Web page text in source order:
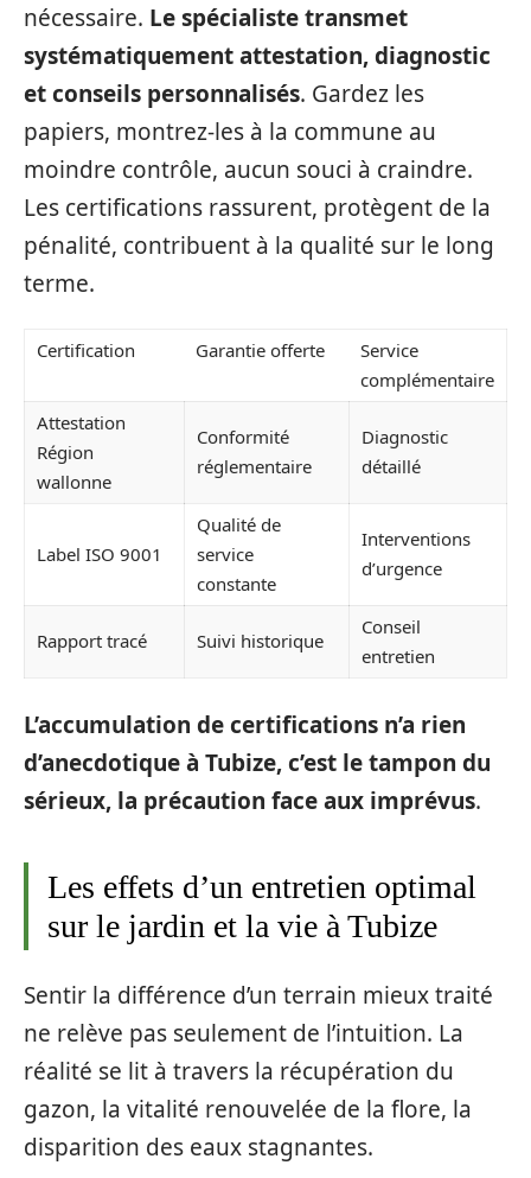
nécessaire. Le spécialiste transmet
systématiquement attestation, diagnostic
et conseils personnalisés. Gardez les
papiers, montrez-les à la commune au
moindre contrôle, aucun souci à craindre.
Les certifications rassurent, protègent de la
pénalité, contribuent à la qualité sur le long
terme.
Certification Garantie offerte
Service
complémentaire
Attestation
Région
wallonne
Conformité
réglementaire
Diagnostic
détaillé
Label ISO 9001
Qualité de
service
constante
Interventions
d’urgence
Rapport tracé Suivi historique
Conseil
entretien
L’accumulation de certifications n’a rien
d’anecdotique à Tubize, c’est le tampon du
sérieux, la précaution face aux imprévus.
Les effets d’un entretien optimal
sur le jardin et la vie à Tubize
Sentir la différence d’un terrain mieux traité
ne relève pas seulement de l’intuition. La
réalité se lit à travers la récupération du
gazon, la vitalité renouvelée de la flore, la
disparition des eaux stagnantes.